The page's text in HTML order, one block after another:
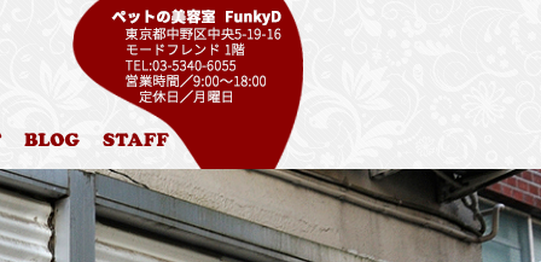
お問合わせ ブログ スタッフ紹介